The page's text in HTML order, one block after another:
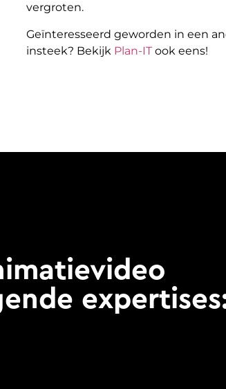
vergroten.
Geïnteresseerd geworden in een
insteek? Bekijk Plan-IT ook eens!